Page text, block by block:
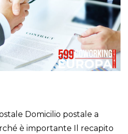
Domicilio postale a
è importante Il recapito